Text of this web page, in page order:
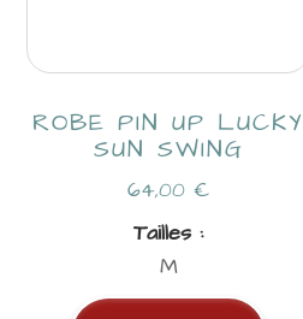
ROBE PIN UP LUCKY
SUN SWING
64,00 €
Tailles :
M